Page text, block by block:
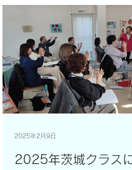
トコル」を娘さんに実施し...
2025年茨城クラス
2025年2月9日